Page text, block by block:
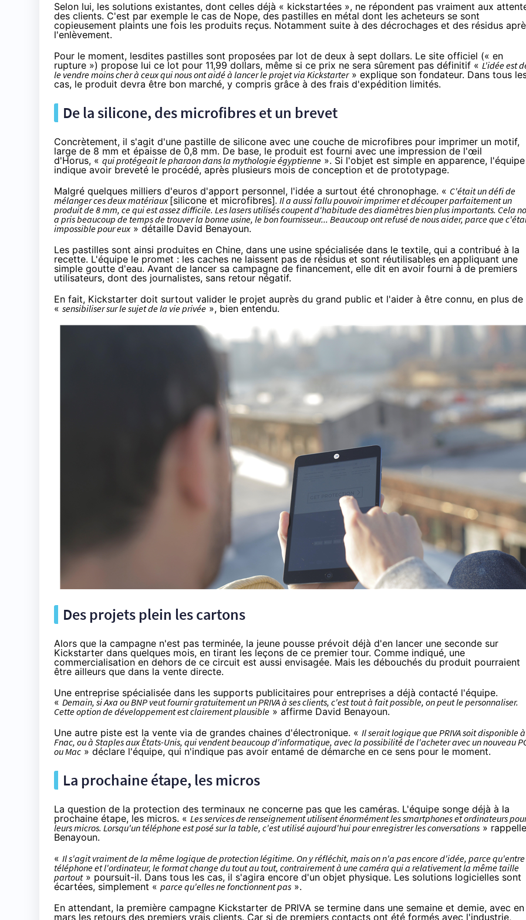
Selon lui, les solutions existantes, dont celles déjà « kickstartées », ne répondent pas vraiment aux
des clients. C'est par exemple le cas de Nope, des pastilles en métal dont les acheteurs se sont
copieusement plaints une fois les produits reçus. Notamment suite à des décrochages et des résidus
l'enlèvement.
Pour le moment, lesdites pastilles sont proposées par lot de deux à sept dollars. Le site officiel (« en
rupture ») propose lui ce lot pour 11,99 dollars, même si ce prix ne sera sûrement pas définitif « L'idée est
le vendre moins cher à ceux qui nous ont aidé à lancer le projet via Kickstarter» explique son fondateur. Dans tous
cas, le produit devra être bon marché, y compris grâce à des frais d'expédition limités.
De la silicone, des microfibres et un brevet
Concrètement, il s'agit d'une pastille de silicone avec une couche de microfibres pour imprimer un motif,
large de 8 mm et épaisse de 0,8 mm. De base, le produit est fourni avec une impression de l'œil
d'Horus, « qui protégeait le pharaon dans la mythologie égyptienne ». Si l'objet est simple en apparence, l'équipe
indique avoir breveté le procédé, après plusieurs mois de conception et de prototypage.
Malgré quelques milliers d'euros d'apport personnel, l'idée a surtout été chronophage. « C'était un défi de
mélanger ces deux matériaux[silicone et microfibres]. Il a aussi fallu pouvoir imprimer et découper parfaitement un
produit de 8 mm, ce qui est assez difficile. Les lasers utilisés coupent d'habitude des diamètres bien plus importants. Cela
a pris beaucoup de temps de trouver la bonne usine, le bon fournisseur... Beaucoup ont refusé de nous aider, parce que
impossible pour eux» détaille David Benayoun.
Les pastilles sont ainsi produites en Chine, dans une usine spécialisée dans le textile, qui a contribué à la
recette. L'équipe le promet : les caches ne laissent pas de résidus et sont réutilisables en appliquant une
simple goutte d'eau. Avant de lancer sa campagne de financement, elle dit en avoir fourni à de premiers
utilisateurs, dont des journalistes, sans retour négatif.
En fait, Kickstarter doit surtout valider le projet auprès du grand public et l'aider à être connu, en plus de
« sensibiliser sur le sujet de la vie privée », bien entendu.
Des projets plein les cartons
Alors que la campagne n'est pas terminée, la jeune pousse prévoit déjà d'en lancer une seconde sur
Kickstarter dans quelques mois, en tirant les leçons de ce premier tour. Comme indiqué, une
commercialisation en dehors de ce circuit est aussi envisagée. Mais les débouchés du produit pourraient
être ailleurs que dans la vente directe.
Une entreprise spécialisée dans les supports publicitaires pour entreprises a déjà contacté l'équipe.
« Demain, si Axa ou BNP veut fournir gratuitement un PRIVA à ses clients, c'est tout à fait possible, on peut le personnaliser.
Cette option de développement est clairement plausible » affirme David Benayoun.
Une autre piste est la vente via de grandes chaines d'électronique. « Il serait logique que PRIVA soit disponible
Fnac, ou à Staples aux Ètats-Unis, qui vendent beaucoup d'informatique, avec la possibilité de l'acheter avec un nouveau
ou Mac » déclare l'équipe, qui n'indique pas avoir entamé de démarche en ce sens pour le moment.
La prochaine étape, les micros
La question de la protection des terminaux ne concerne pas que les caméras. L'équipe songe déjà à la
prochaine étape, les micros. « Les services de renseignement utilisent énormément lessmartphoneset ordinateurs
leurs micros. Lorsqu'un téléphone est posé sur la table, c'est utilisé aujourd'hui pour enregistrer les conversations » rappelle
Benayoun.
« Il s'agit vraiment de la même logique de protection légitime. On y réfléchit, mais on n'a pas encore d'idée, parce
téléphone et l'ordinateur, le format change du tout au tout, contrairement à une caméra qui a relativement la même taille
partout» poursuit-il. Dans tous les cas, il s'agira encore d'un objet physique. Les solutions logicielles sont
écartées, simplement « parce qu'elles ne fonctionnent pas ».
En attendant, la première campagne Kickstarter de PRIVA se termine dans une semaine et demie, avec en
mars les retours des premiers vrais clients. Car si de premiers contacts ont été formés avec l'industrie,